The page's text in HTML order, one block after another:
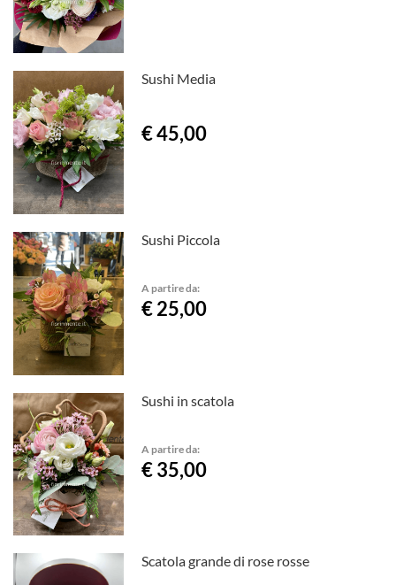
Sushi Media
€ 45,00
Sushi Piccola
A partire da:
€ 25,00
Sushi in scatola
A partire da:
€ 35,00
Scatola grande di rose rosse